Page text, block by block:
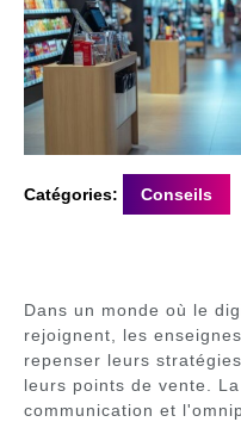
Catégories: Conseils
Dans un monde où le
rejoignent, les
repenser leurs
leurs points de vente.
communication et